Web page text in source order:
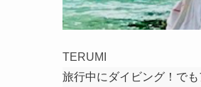
TERUMI
旅行中にダイビング！で